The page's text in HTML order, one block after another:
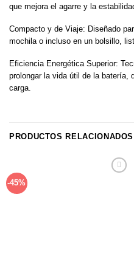
que mejora el agarre y la
Compacto y de Viaje: Diseñado
mochila o incluso en un bolsillo,
Eficiencia Energética Superior:
prolongar la vida útil de la batería,
carga.
PRODUCTOS RELACIONADOS
-45%